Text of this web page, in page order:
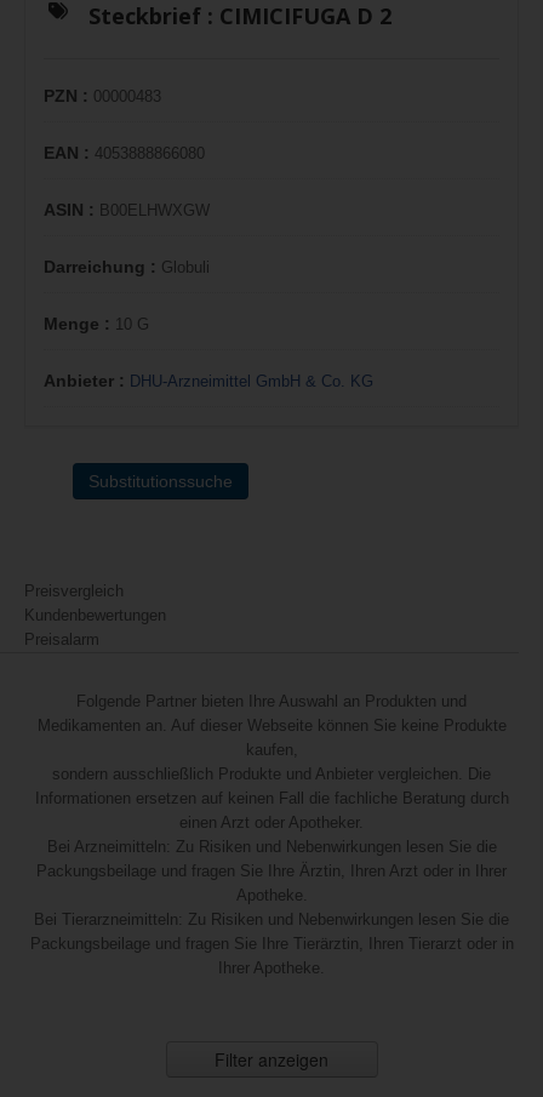
Steckbrief : CIMICIFUGA D 2
PZN : 00000483
EAN : 4053888866080
ASIN : B00ELHWXGW
Darreichung : Globuli
Menge : 10 G
Anbieter : DHU-Arzneimittel GmbH & Co. KG
Substitutionssuche
Preisvergleich
Kundenbewertungen
Preisalarm
Folgende Partner bieten Ihre Auswahl an Produkten und
Medikamenten an. Auf dieser Webseite können Sie keine Produkte
kaufen,
sondern ausschließlich Produkte und Anbieter vergleichen. Die
Informationen ersetzen auf keinen Fall die fachliche Beratung durch
einen Arzt oder Apotheker.
Bei Arzneimitteln: Zu Risiken und Nebenwirkungen lesen Sie die
Packungsbeilage und fragen Sie Ihre Ärztin, Ihren Arzt oder in Ihrer
Apotheke.
Bei Tierarzneimitteln: Zu Risiken und Nebenwirkungen lesen Sie die
Packungsbeilage und fragen Sie Ihre Tierärztin, Ihren Tierarzt oder in
Ihrer Apotheke.
Filter anzeigen